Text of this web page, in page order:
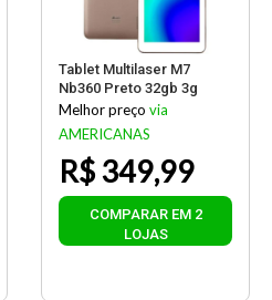
Tablet Multilaser M7
Nb360 Preto 32gb 3g
Melhor preço via
AMERICANAS
R$ 349,99
COMPARAR EM 2
LOJAS